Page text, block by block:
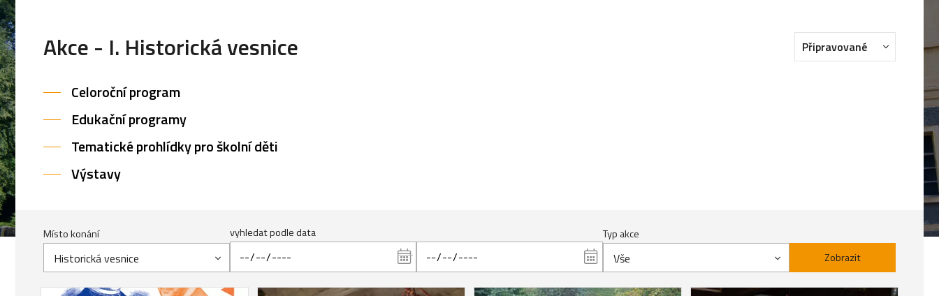
Akce - I. Historická vesnice Připravované
Celoroční program
Edukační programy
Tematické prohlídky pro školní děti
Výstavy
Místo konání
Historická vesnice
vyhledat podle data Typ akce
Vše Zobrazit